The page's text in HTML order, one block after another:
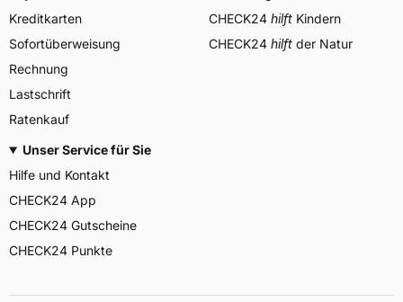
Kreditkarten
Sofortüberweisung
Rechnung
Lastschrift
Ratenkauf
CHECK24 hilft Kindern
CHECK24 hilft der Natur
Unser Service für Sie
Hilfe und Kontakt
CHECK24 App
CHECK24 Gutscheine
CHECK24 Punkte